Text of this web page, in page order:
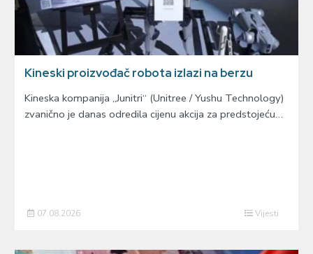
Kineski proizvođač robota izlazi na berzu
Kineska kompanija „Junitri“ (Unitree / Yushu Technology)
zvanično je danas odredila cijenu akcija za predstojeću…
07.08.2026 Vijesti